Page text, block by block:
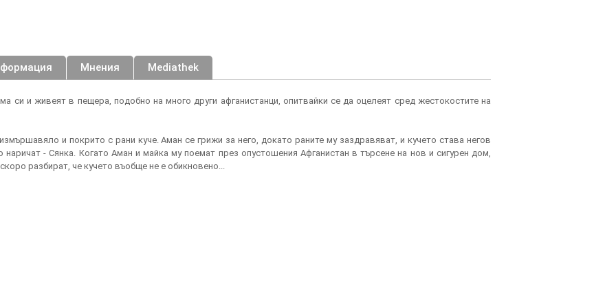
Мнения Mediathek
си и живеят в пещера, подобно на много други афганистанци, опитвайки се да оцелеят сред жестокостите на
и покрито с рани куче. Аман се грижи за него, докато раните му заздравяват, и кучето става негов
наричат - Сянка. Когато Аман и майка му поемат през опустошения Афганистан в търсене на нов и сигурен дом,
разбират, че кучето въобще не е обикновено...